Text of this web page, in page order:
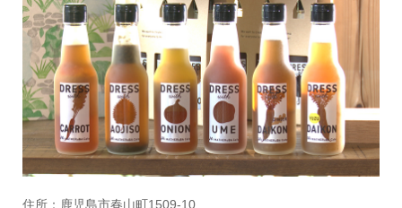
住所：鹿児島市春山町1509-10